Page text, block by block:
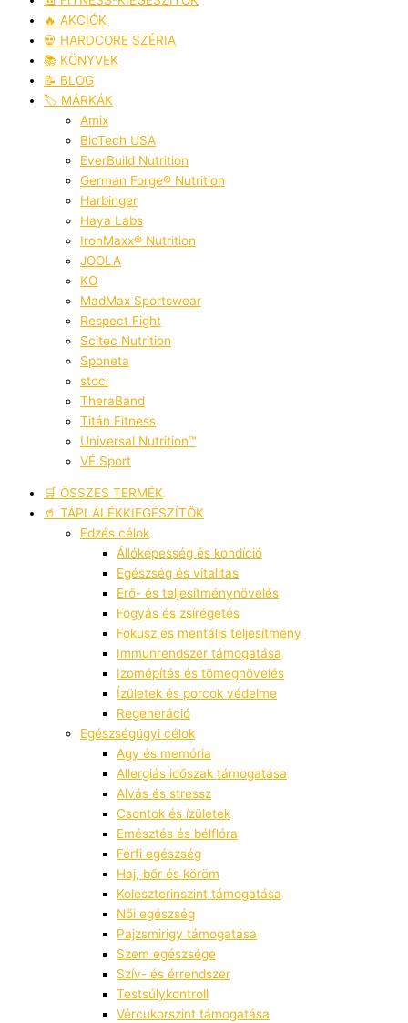
🔥 AKCIÓK
💀 HARDCORE SZÉRIA
📚 KÖNYVEK
📝 BLOG
🏷️ MÁRKÁK
Amix
BioTech USA
EverBuild Nutrition
German Forge® Nutrition
Harbinger
Haya Labs
IronMaxx® Nutrition
JOOLA
KO
MadMax Sportswear
Respect Fight
Scitec Nutrition
Sponeta
stoci
TheraBand
Titán Fitness
Universal Nutrition™
VÉ Sport
🛒 ÖSSZES TERMÉK
🥤 TÁPLÁLÉKKIEGÉSZÍTŐK
Edzés célok
Állóképesség és kondíció
Egészség és vitalitás
Erő- és teljesítménynövelés
Fogyás és zsírégetés
Fókusz és mentális teljesítmény
Immunrendszer támogatása
Izomépítés és tömegnövelés
Ízületek és porcok védelme
Regeneráció
Egészségügyi célok
Agy és memória
Allergiás időszak támogatása
Alvás és stressz
Csontok és ízületek
Emésztés és bélflóra
Férfi egészség
Haj, bőr és köröm
Koleszterinszint támogatása
Női egészség
Pajzsmirigy támogatása
Szem egészsége
Szív- és érrendszer
Testsúlykontroll
Vércukorszint támogatása